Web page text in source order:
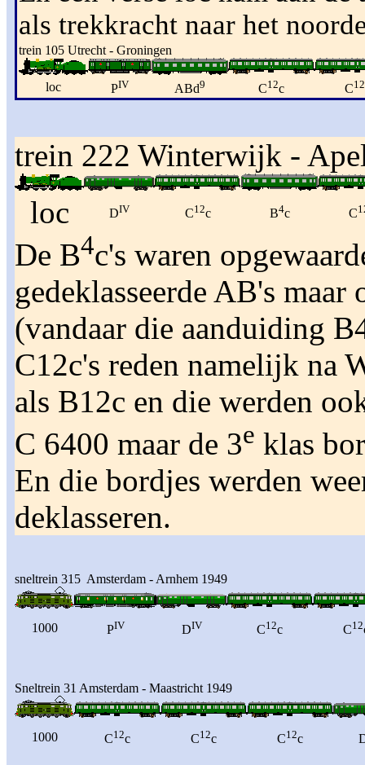
als trekkracht naar het
trein 105 Utrecht - Groningen
loc PIV ABd9 C12c C12
trein 222 Winterwijk -
loc
DIV C12c B4c C
De B4c's waren
gedeklasseerde AB's
(vandaar die aanduiding
C12c's reden namelijk na
als B12c en die werden
C 6400 maar de 3e klas
En die bordjes werden
deklasseren.
sneltrein 315 Amsterdam - Arnhem 1949
1000 PIV DIV C12c C12
Sneltrein 31 Amsterdam - Maastricht 1949
1000 C12c C12c C12c